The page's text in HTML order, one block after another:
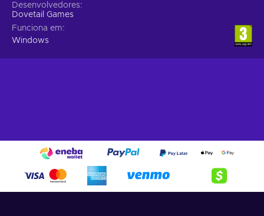
Desenvolvedores
Dovetail Games
Funciona em
Windows